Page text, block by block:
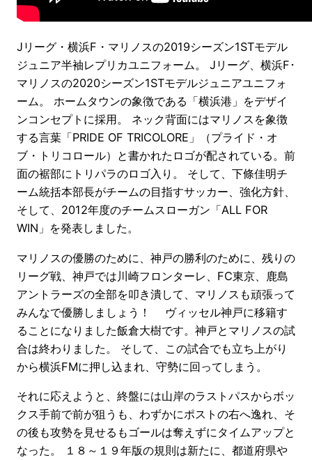
Jリーグ・横浜F・マリノスの2019シーズン1STモデル
ジュニア半袖レプリカユニフォーム。 Jリーグ、横浜F･
マリノスの2020シーズン1STモデルジュニアユニフォ
ーム。 ホームタウンの象徴である「横浜港」をデザイ
ンコンセプトに採用。 ネック背面にはマリノスを象徴
する言葉「PRIDE OF TRICOLORE」（プライド・オ
ブ・トリコロール）と書かれたロゴが配されている。前
面の裾部にトリパラのロゴ入り。 そして、下條佳明チ
ーム統括本部長がチームの目指すサッカー、強化方針、
そして、2012年度のチームスローガン「ALL FOR
WIN」を発表しました。
マリノスの優勝のために、神戸の勝利のために、残りの
リーグ戦、神戸では川崎フロンターレ、FC東京、鹿島
アントラーズの全部を叩き潰して、マリノスも頑張って
みんなで優勝しましょう！ ヴィッセル神戸に移籍す
ることになりました飯倉大樹です。神戸とマリノスの試
合は終わりました。 そして、この試合でも立ち上がり
から横浜FMに押し込まれ、守勢に回ってしまう。
それに応えようと、終盤には山岸のラストパスからボッ
クス手前で前が狙うも、わずかにポストの右へ逸れ、そ
の後も攻勢を見せるもゴールは奪えずにタイムアップと
なった。 １８～１９年版の規則は新たに、都道府県や